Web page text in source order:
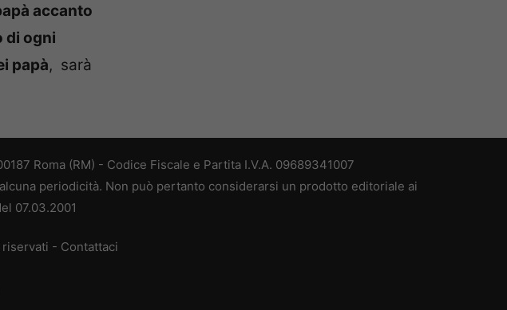
accanto
di ogni
papà, sarà
Roma (RM) - Codice Fiscale e Partita I.V.A. 09689341007
periodicità. Non può pertanto considerarsi un prodotto editoriale ai
07.03.2001
- Contattaci